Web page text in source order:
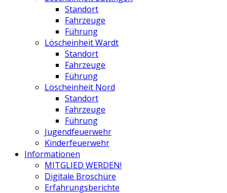
Standort
Fahrzeuge
Führung
Löscheinheit Wardt
Standort
Fahrzeuge
Führung
Löscheinheit Nord
Standort
Fahrzeuge
Führung
Jugendfeuerwehr
Kinderfeuerwehr
Informationen
MITGLIED WERDEN!
Digitale Broschüre
Erfahrungsberichte